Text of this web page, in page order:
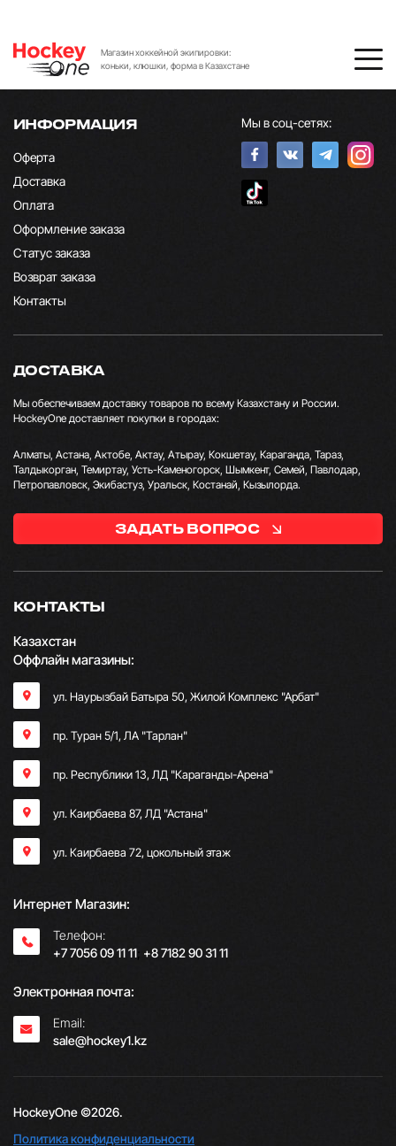
Магазин хоккейной экипировки:
коньки, клюшки, форма в Казахстане
ИНФОРМАЦИЯ
Оферта
Доставка
Оплата
Оформление заказа
Статус заказа
Возврат заказа
Контакты
Мы в соц-сетях:
КОНТАКТЫ
Казахстан
Оффлайн магазины:
ул. Наурызбай Батыра 50, Жилой Комплекс "Арбат"
пр. Туран 5/1, ЛА "Тарлан"
пр. Республики 13, ​ЛД "Караганды-Арена"
ул. Каирбаева 87, ЛД "Астана"
ул. Каирбаева 72, цокольный этаж
Интернет Магазин:
Телефон:
+7 7056 09 11 11; +8 7182 90 31 11
Электронная почта:
Email:
sale@hockey1.kz
ДОСТАВКА
Мы обеспечиваем доставку товаров по всему Казахстану и России.
HockeyOne доставляет покупки в городах:
Алматы, Астана, Актобе, Актау, Атырау, Кокшетау, Караганда, Тараз,
Талдыкорган, Темиртау, Усть-Каменогорск, Шымкент, Семей, Павлодар,
Петропавловск, Экибастуз, Уральск, Костанай, Кызылорда.
ЗАДАТЬ ВОПРОС
HockeyOne ©2026.
Политика конфиденциальности